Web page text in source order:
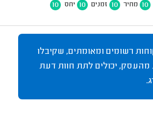
10 מחיר 10 זמנים 10 יחס 10
רשומים ומאומתים, שקיבלו
מהעסק, יכולים לתת חוות דעת